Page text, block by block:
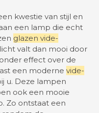
kwestie van stijl en
een lamp die echt
glazen vide-
valt dan mooi door
effect over de
een moderne vide-
u. Deze lampen
ook een mooie
Zo ontstaat een